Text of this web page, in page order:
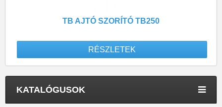
TB AJTÓ SZORÍTÓ TB250
RÉSZLETEK
KATALÓGUSOK